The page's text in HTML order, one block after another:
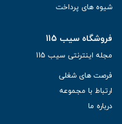
شیوه های پرداخت
فروشگاه سیب 115
مجله اینترنتی سیب 115
فرصت های شغلی
ارتباط با مجموعه
درباره ما